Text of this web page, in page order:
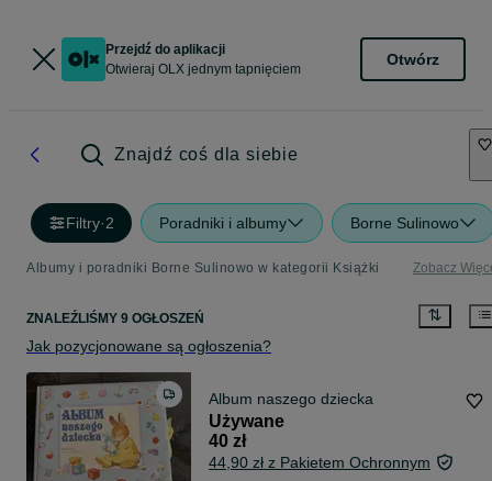
Przejdź do aplikacji
Otwieraj OLX jednym tapnięciem
Otwórz
Znajdź coś dla siebie
Filtry·2 Poradniki i albumy Borne Sulinowo
Albumy i poradniki Borne Sulinowo w kategorii Książki Zobacz
ZNALEŹLIŚMY 9 OGŁOSZEŃ
Jak pozycjonowane są ogłoszenia?
Album naszego dziecka
Używane
40 zł
44,90 zł z Pakietem Ochronnym